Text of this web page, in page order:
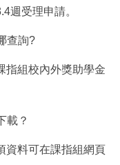
週受理申請。
查詢?
指組校內外獎助學金
載？
資料可在課指組網頁